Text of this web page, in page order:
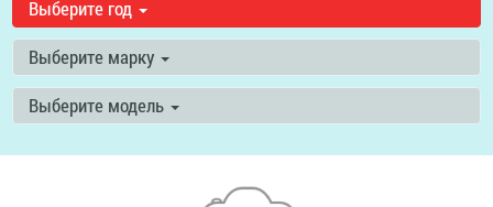
Выберите год
Выберите марку
Выберите модель